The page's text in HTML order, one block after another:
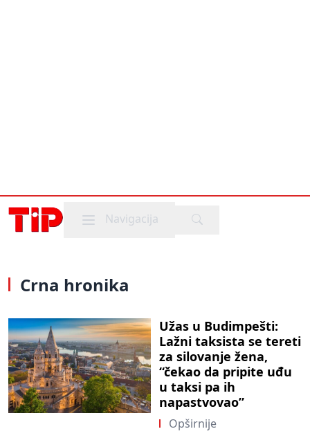
Mobile menu
Navigacija
Crna hronika
Užas u Budimpešti:
Lažni taksista se tereti
za silovanje žena,
“čekao da pripite uđu
u taksi pa ih
napastvovao”
Opširnije